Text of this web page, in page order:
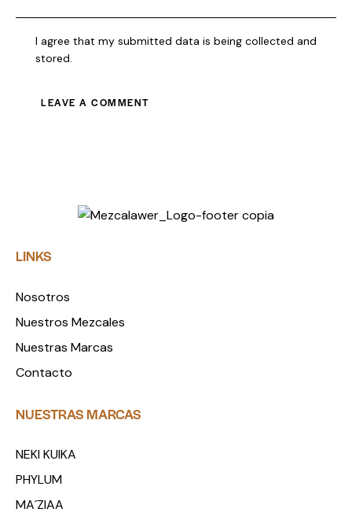
I agree that my submitted data is being collected and
stored.
LINKS
Nosotros
Nuestros Mezcales
Nuestras Marcas
Contacto
NUESTRAS MARCAS
NEKI KUIKA
PHYLUM
MA´ZIAA